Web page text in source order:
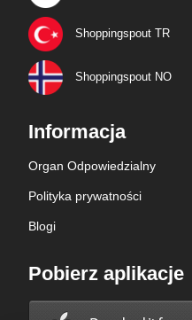
Shoppingspout TR
Shoppingspout NO
Informacja
Organ Odpowiedzialny
Polityka prywatności
Blogi
Pobierz aplikacje